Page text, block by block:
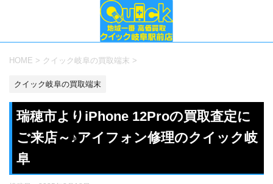
HOME > クイック岐阜の買取端末 >
クイック岐阜の買取端末
瑞穂市よりiPhone 12Proの買取査定に
ご来店～♪アイフォン修理のクイック岐
阜